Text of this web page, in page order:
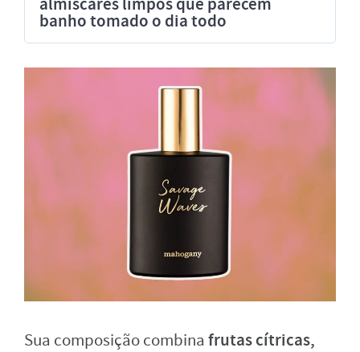
banho tomado o dia todo
Sua composição combina frutas cítricas,